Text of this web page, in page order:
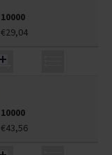
10000
€29,04
10000
€43,56